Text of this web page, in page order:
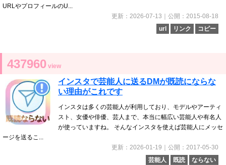
URLやプロフィールのU...
更新：2026-07-13｜公開：2015-08-18
url
リンク コピー
437960 view
インスタで芸能人に送るDMが既読にならな
い理由がこれです
インスタは多くの芸能人が利用しており、モデルやアーティ
スト、女優や俳優、芸人まで、本当に幅広い芸能人や有名人
が使っていますね。 そんなインスタを使えば芸能人にメッセ
ージを送るこ...
更新：2026-01-19｜公開：2017-05-30
芸能人
既読 ならない